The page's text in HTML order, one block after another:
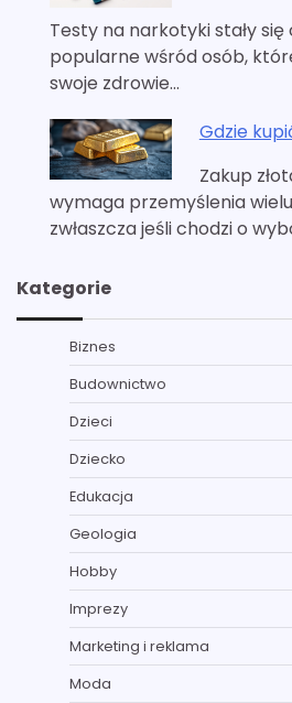
Testy na narkotyki stały
popularne wśród osób,
swoje zdrowie…
Gdzie
Zakup
wymaga przemyślenia
zwłaszcza jeśli chodzi o
Kategorie
Biznes
Budownictwo
Dzieci
Dziecko
Edukacja
Geologia
Hobby
Imprezy
Marketing i reklama
Moda